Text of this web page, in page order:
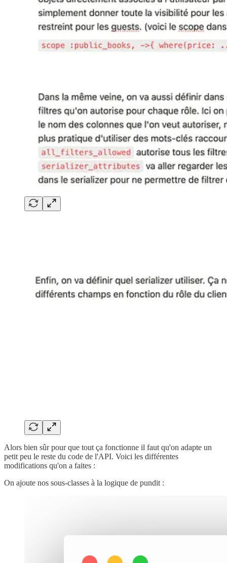
Alors bien sûr pour que tout ça fonctionne il faut qu'on adapte un
petit peu le reste du code de l'API. Voici les différentes
modifications qu'on a faites :
On ajoute nos sous-classes à la logique de pundit :